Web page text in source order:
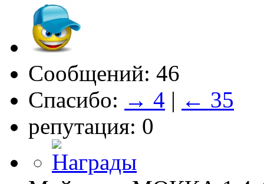
Сообщений: 46
Спасибо: → 4 | ← 35
репутация: 0